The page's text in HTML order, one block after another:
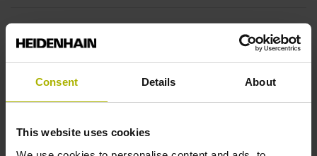
Consent Details About
This website uses cookies
Vollwelle, Durchmesser 6 mm, Länge 9,5 mm